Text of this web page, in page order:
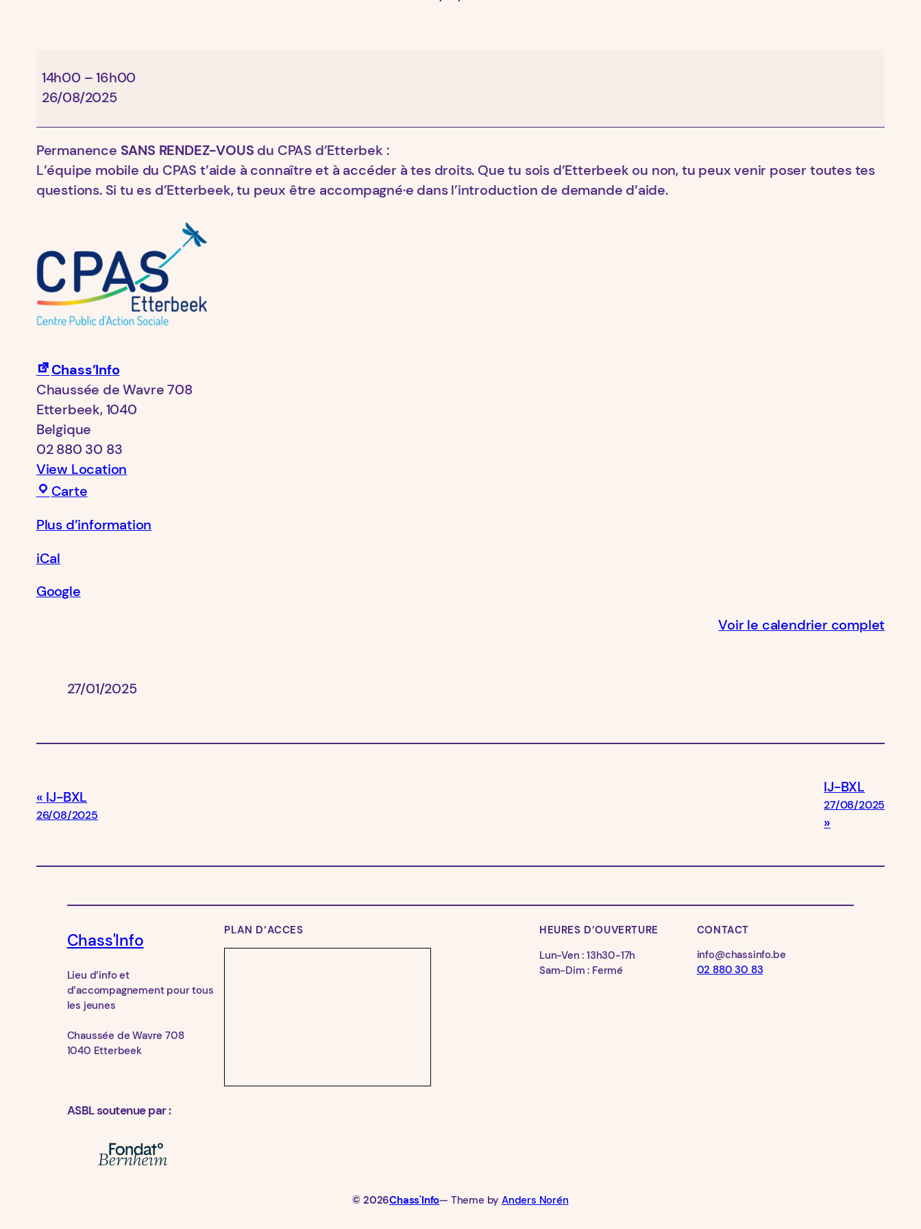
14h00 –16h00
26/08/2025
Permanence SANS RENDEZ-VOUS du CPAS d’Etterbek :
L’équipe mobile du CPAS t’aide à connaître et à accéder à tes droits. Que tu sois d’Etterbeek ou non, tu peux venir poser toutes tes
questions. Si tu es d’Etterbeek, tu peux être accompagné·e dans l’introduction de demande d’aide.
Chass’Info
Chaussée de Wavre 708
Etterbeek, 1040
Belgique
02 880 30 83
View Location
CarteChass’Info
Plus d’information
iCal
Google
Voir le calendrier complet
27/01/2025
IJ-BXL
26/08/2025
IJ-BXL
27/08/2025
Chass'Info
Lieu d’info et
d’accompagnement pour tous
les jeunes
Chaussée de Wavre 708
1040 Etterbeek
PLAN D’ACCES
HEURES D’OUVERTURE
Lun-Ven : 13h30-17h
Sam-Dim : Fermé
CONTACT
info@chassinfo.be
02 880 30 83
ASBL soutenue par :
© 2026Chass'Info— Theme byAnders Norén